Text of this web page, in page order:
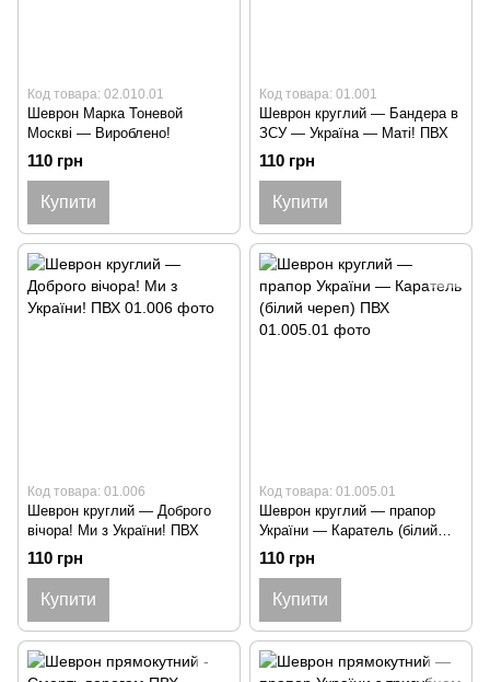
Код товара: 02.010.01
Шеврон Марка Тоневой
Москві — Вироблено!
110 грн
Купити
Код товара: 01.001
Шеврон круглий — Бандера в
ЗСУ — Україна — Маті! ПВХ
110 грн
Купити
Код товара: 01.006
Шеврон круглий — Доброго
вічора! Ми з України! ПВХ
110 грн
Купити
Код товара: 01.005.01
Шеврон круглий — прапор
України — Каратель (білий
череп) ПВХ
110 грн
Купити